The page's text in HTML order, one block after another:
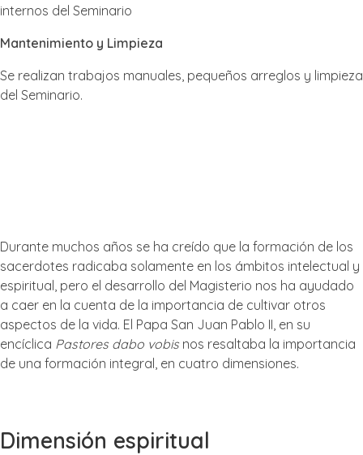
internos del Seminario
Mantenimiento y Limpieza
Se realizan trabajos manuales, pequeños arreglos y limpieza
del Seminario.
Durante muchos años se ha creído que la formación de los
sacerdotes radicaba solamente en los ámbitos intelectual y
espiritual, pero el desarrollo del Magisterio nos ha ayudado
a caer en la cuenta de la importancia de cultivar otros
aspectos de la vida. El Papa San Juan Pablo II, en su
encíclica Pastores dabo vobis nos resaltaba la importancia
de una formación integral, en cuatro dimensiones.
Dimensión espiritual